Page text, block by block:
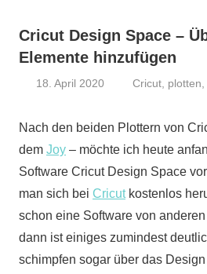
Cricut Design Space –
Elemente hinzufügen
18. April 2020
Cricut plotten
Nach den beiden Plottern von
dem Joy – möchte ich heute
Software Cricut Design Space
man sich bei Cricutkostenlos
schon eine Software von
dann ist einiges zumindest
schimpfen sogar über das